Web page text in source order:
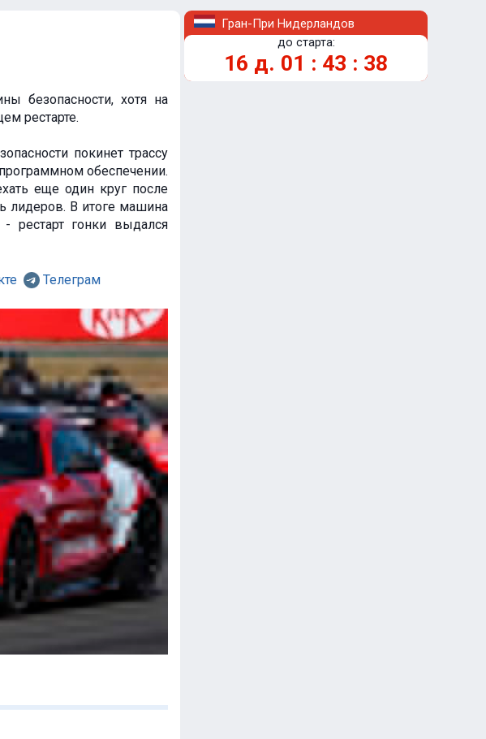
безопасности, хотя на
рестарте.
покинет трассу
обеспечении.
еще один круг после
лидеров. В итоге машина
рестарт гонки выдался
Телеграм
Гран-При Нидерландов
до старта:
16 д. 01 : 43 : 37